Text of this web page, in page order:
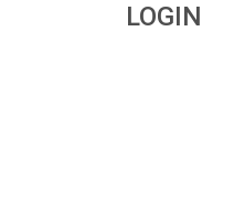
LOGIN